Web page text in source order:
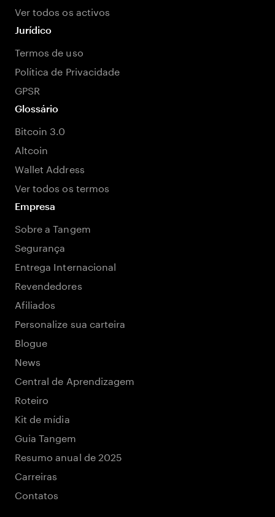
Ver todos os activos
Jurídico
Termos de uso
Política de Privacidade
GPSR
Glossário
Bitcoin 3.0
Altcoin
Wallet Address
Ver todos os termos
Empresa
Sobre a Tangem
Segurança
Entrega Internacional
Revendedores
Afiliados
Personalize sua carteira
Blogue
News
Central de Aprendizagem
Roteiro
Kit de mídia
Guia Tangem
Resumo anual de 2025
Carreiras
Contatos